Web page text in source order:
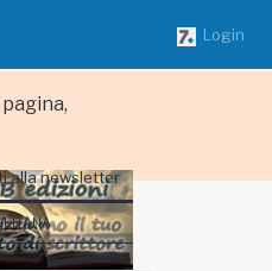
Login
alla newsletter